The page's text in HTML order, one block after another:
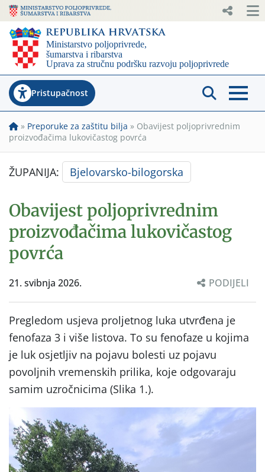
Pristupačnost
» Preporuke za zaštitu bilja » Obavijest poljoprivrednim
proizvođačima lukovičastog povrća
ŽUPANIJA: Bjelovarsko-bilogorska
Obavijest poljoprivrednim
proizvođačima lukovičastog
povrća
21. svibnja 2026. PODIJELI
Pregledom usjeva proljetnog luka utvrđena je
fenofaza 3 i više listova. To su fenofaze u kojima
je luk osjetljiv na pojavu bolesti uz pojavu
povoljnih vremenskih prilika, koje odgovaraju
samim uzročnicima (Slika 1.).